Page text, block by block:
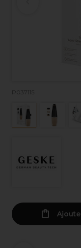
P037115